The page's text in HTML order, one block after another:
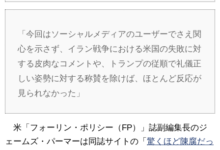
「今回はソーシャルメディアのユーザーでさえ関
心を示さず、イラン戦争における米国の失敗に対
する皮肉なコメントや、トランプの従順で礼儀正
しい姿勢に対する称賛を除けば、ほとんど反応が
見られなかった」
米「フォーリン・ポリシー（FP）」誌副編集長のジ
ェームズ・パーマーは同誌サイトの「 驚くほど陳腐だっ